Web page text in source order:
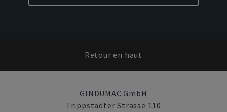
Retour en haut
GINDUMAC GmbH
Trippstadter Strasse 110